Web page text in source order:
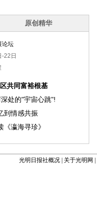
光明日报社概况 关于光明网